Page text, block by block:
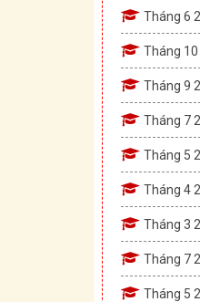
Tháng 6
Tháng
Tháng 9
Tháng 7
Tháng 5
Tháng 4
Tháng 3
Tháng 7
Tháng 5